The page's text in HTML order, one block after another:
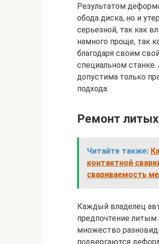
Результатом
обода диска, но и
серьезной, так как
намного проще, так
благодаря своим
специальном
допустима только
подхода.
Ремонт
Читайте также:
контактной
свариваемость
Каждый владелец
предпочтение
множество
подвергаются